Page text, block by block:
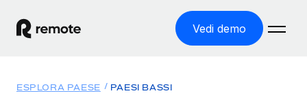
Vedi demo
ESPLORA PAESE PAESI BASSI